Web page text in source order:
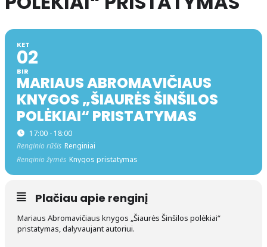
KET
02
BIR
MARIAUS ABROMAVIČIAUS
KNYGOS „ŠIAURĖS ŠINŠILOS
POLĖKIAI“ PRISTATYMAS
17:00 - 18:00
Renginio rūšis Renginiai
Renginio žymės Knygos pristatymas
Plačiau apie renginį
Mariaus Abromavičiaus knygos „Šiaurės Šinšilos polėkiai“
pristatymas, dalyvaujant autoriui.